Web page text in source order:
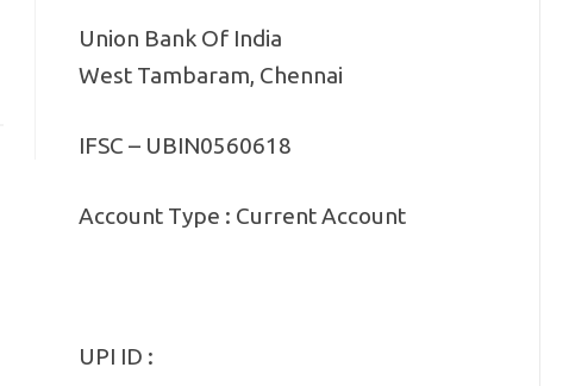
Union Bank Of India
West Tambaram, Chennai
IFSC – UBIN0560618
Account Type : Current Account
UPI ID :